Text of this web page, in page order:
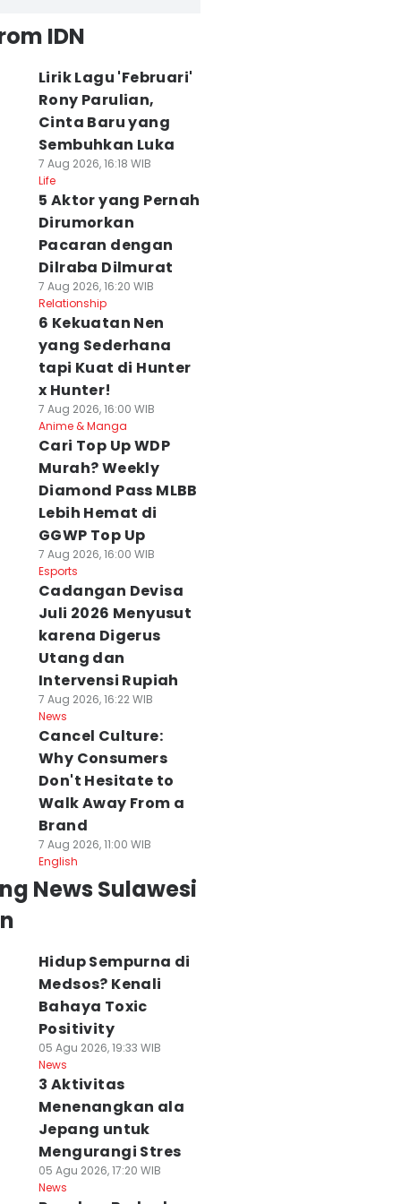
IDN
Lirik Lagu 'Februari'
Rony Parulian,
Cinta Baru yang
Sembuhkan Luka
7 Aug 2026, 16:18 WIB
Life
5 Aktor yang Pernah
Dirumorkan
Pacaran dengan
Dilraba Dilmurat
7 Aug 2026, 16:20 WIB
Relationship
6 Kekuatan Nen
yang Sederhana
tapi Kuat di Hunter
x Hunter!
7 Aug 2026, 16:00 WIB
Anime & Manga
Cari Top Up WDP
Murah? Weekly
Diamond Pass MLBB
Lebih Hemat di
GGWP Top Up
7 Aug 2026, 16:00 WIB
Esports
Cadangan Devisa
Juli 2026 Menyusut
karena Digerus
Utang dan
Intervensi Rupiah
7 Aug 2026, 16:22 WIB
News
Cancel Culture:
Why Consumers
Don't Hesitate to
Walk Away From a
Brand
7 Aug 2026, 11:00 WIB
English
News Sulawesi
Hidup Sempurna di
Medsos? Kenali
Bahaya Toxic
Positivity
05 Agu 2026, 19:33 WIB
News
3 Aktivitas
Menenangkan ala
Jepang untuk
Mengurangi Stres
05 Agu 2026, 17:20 WIB
News